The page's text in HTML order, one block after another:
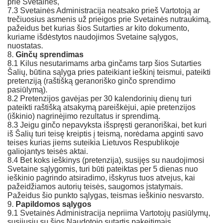
prie Svetainės,
7.3 Svetainės Administracija neatsako prieš Vartotoją ar
trečiuosius asmenis už prieigos prie Svetainės nutraukimą,
pažeidus bet kurias šios Sutarties ar kito dokumento,
kuriame išdėstytos naudojimos Svetaine sąlygos,
nuostatas.
8. Ginčų sprendimas
8.1 Kilus nesutarimams arba ginčams tarp šios Sutarties
Šalių, būtina sąlyga pries pateikiant ieškinį teismui, pateikti
pretenziją (raštišką geranoriško ginčo sprendimo
pasiūlymą).
8.2 Pretenzijos gavėjas per 30 kalendorinių dienų turi
pateikti raštišką atsakymą pareiškėjui, apie pretenzijos
(iškinio) nagrinėjimo rezultatus ir sprendimą.
8.3 Jeigu ginčo nepavyksta išspręsti geranoriškai, bet kuri
iš Šalių turi teisę kreiptis į teismą, norėdama apginti savo
teises kurias jiems suteikia Lietuvos Respublikoje
galiojantys teisės aktai.
8.4 Bet koks ieškinys (pretenzija), susijęs su naudojimosi
Svetaine sąlygomis, turi būti pateiktas per 5 dienas nuo
ieškinio pagrindo atsiradimo, išskyrus tuos atvejus, kai
pažeidžiamos autorių teisės, saugomos įstatymais.
Pažeidus šio punkto sąlygas, teismas ieškinio nesvarsto.
9. Papildomos sąlygos
9.1 Svetainės Administracija nepriima Vartotojų pasiūlymų,